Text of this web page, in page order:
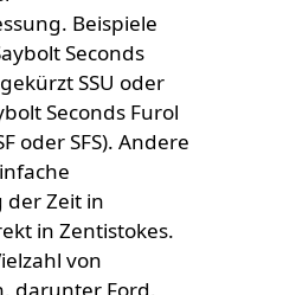
Beispiele
Seconds
SSU oder
Seconds Furol
oder SFS). Andere
Zeit in
in Zentistokes.
von
darunter Ford,